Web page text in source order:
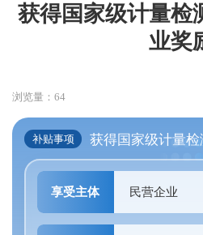
获得国家级计量检
业奖
浏览量：64
补贴事项 获得国家级计量
享受主体 民营企业